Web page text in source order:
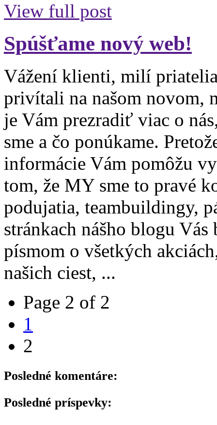
View full post
Spúšťame nový web!
Vážení klienti, milí
privítali na našom novom,
je Vám prezradiť viac o
sme a čo ponúkame.
informácie Vám pomôžu
tom, že MY sme to pravé
podujatia, teambuildingy,
stránkach nášho blogu
písmom o všetkých
našich ciest, ...
Page 2 of 2
1
2
Posledné komentáre:
Posledné príspevky: